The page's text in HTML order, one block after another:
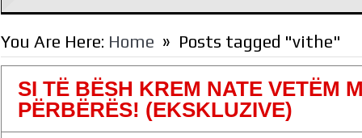
You Are Here: Home » Posts tagged "vithe"
SI TË BËSH KREM NATE VETËM
PËRBËRËS! (EKSKLUZIVE)